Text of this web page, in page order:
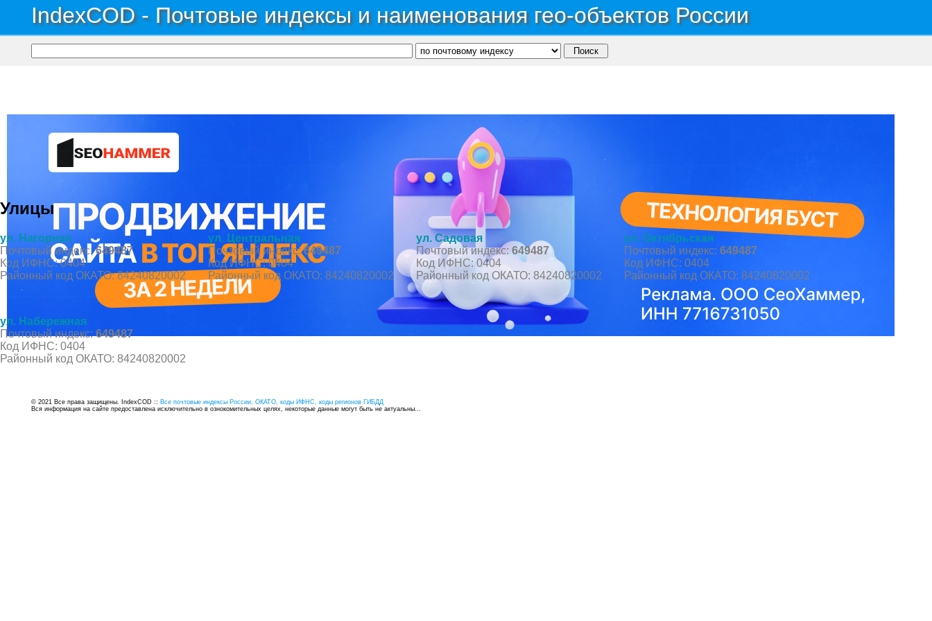
IndexCOD - Почтовые индексы и наименования гео-объектов России
Почтовые индексы России, ОКАТО, коды ИФНС, коды регионов ГИБДД →Поселок Октябрьское
Поселок Октябрьское
Улицы
ул. Нагорная
Почтовый индекс:649487
Код ИФНС: 0404
Районный код ОКАТО: 84240820002
ул. Центральная
Почтовый индекс:649487
Код ИФНС: 0404
Районный код ОКАТО: 84240820002
ул. Садовая
Почтовый индекс: 649487
Код ИФНС: 0404
Районный код ОКАТО: 84240820002
ул. Октябрьская
Почтовый индекс: 649487
Код ИФНС: 0404
Районный код ОКАТО: 84240820002
ул. Набережная
Почтовый индекс:649487
Код ИФНС: 0404
Районный код ОКАТО: 84240820002
© 2021 Все права защищены. IndexCOD :: Все почтовые индексы России, ОКАТО, коды ИФНС, коды регионов ГИБДД
Вся информация на сайте предоставлена исключительно в ознокомительных целях, некоторые данные могут быть не актуальны...